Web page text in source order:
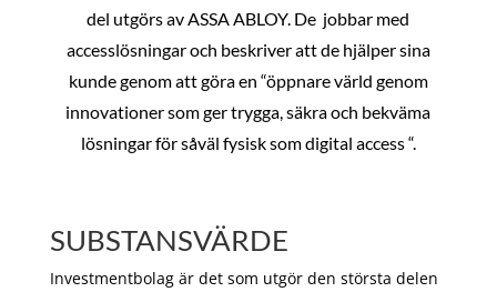
del utgörs av ASSA ABLOY. De jobbar med
accesslösningar och beskriver att de hjälper sina
kunde genom att göra en “öppnare värld genom
innovationer som ger trygga, säkra och bekväma
lösningar för såväl fysisk som digital access “.
SUBSTANSVÄRDE
Investmentbolag är det som utgör den största delen